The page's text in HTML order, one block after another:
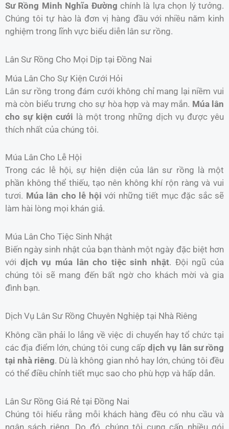
Sư Rồng Minh Nghĩa Đường chính là lựa chọn lý tưởng.
Chúng tôi tự hào là đơn vị hàng đầu với nhiều năm kinh
nghiệm trong lĩnh vực biểu diễn lân sư rồng.
Lân Sư Rồng Cho Mọi Dịp tại Đồng Nai
Múa Lân Cho Sự Kiện Cưới Hỏi
Lân sư rồng trong đám cưới không chỉ mang lại niềm vui
mà còn biểu trưng cho sự hòa hợp và may mắn. Múa lân
cho sự kiện cưới là một trong những dịch vụ được yêu
thích nhất của chúng tôi.
Múa Lân Cho Lễ Hội
Trong các lễ hội, sự hiện diện của lân sư rồng là một
phần không thể thiếu, tạo nên không khí rộn ràng và vui
tươi. Múa lân cho lễ hội với những tiết mục đặc sắc sẽ
làm hài lòng mọi khán giả.
Múa Lân Cho Tiệc Sinh Nhật
Biến ngày sinh nhật của bạn thành một ngày đặc biệt hơn
với dịch vụ múa lân cho tiệc sinh nhật. Đội ngũ của
chúng tôi sẽ mang đến bất ngờ cho khách mời và gia
đình bạn.
Dịch Vụ Lân Sư Rồng Chuyên Nghiệp tại Nhà Riêng
Không cần phải lo lắng về việc di chuyển hay tổ chức tại
các địa điểm lớn, chúng tôi cung cấp dịch vụ lân sư rồng
tại nhà riêng. Dù là không gian nhỏ hay lớn, chúng tôi đều
có thể điều chỉnh tiết mục sao cho phù hợp và hấp dẫn.
Lân Sư Rồng Giá Rẻ tại Đồng Nai
Chúng tôi hiểu rằng mỗi khách hàng đều có nhu cầu và
ngân sách riêng. Do đó, chúng tôi cung cấp nhiều gói